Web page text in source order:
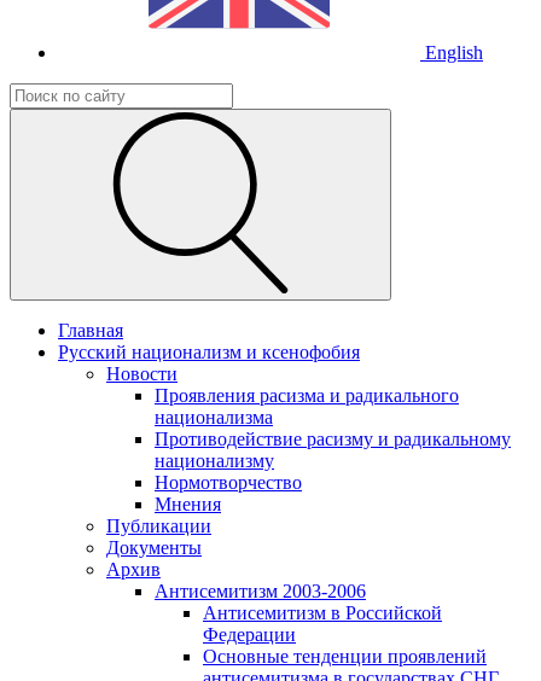
English
Главная
Русский национализм и ксенофобия
Новости
Проявления расизма и радикального
национализма
Противодействие расизму и радикальному
национализму
Нормотворчество
Мнения
Публикации
Документы
Архив
Антисемитизм 2003-2006
Антисемитизм в Российской
Федерации
Основные тенденции проявлений